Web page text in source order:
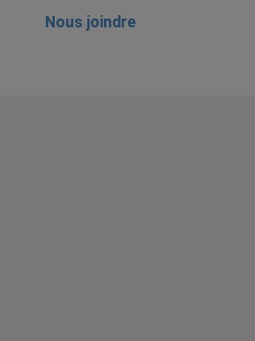
Nous joindre